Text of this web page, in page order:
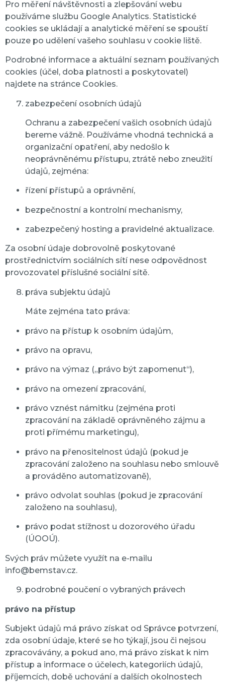
Pro měření návštěvnosti a zlepšování webu
používáme službu Google Analytics. Statistické
cookies se ukládají a analytické měření se spouští
pouze po udělení vašeho souhlasu v cookie liště.
Podrobné informace a aktuální seznam používaných
cookies (účel, doba platnosti a poskytovatel)
najdete na stránce Cookies.
zabezpečení osobních údajů
Ochranu a zabezpečení vašich osobních údajů
bereme vážně. Používáme vhodná technická a
organizační opatření, aby nedošlo k
neoprávněnému přístupu, ztrátě nebo zneužití
údajů, zejména:
řízení přístupů a oprávnění,
bezpečnostní a kontrolní mechanismy,
zabezpečený hosting a pravidelné aktualizace.
Za osobní údaje dobrovolně poskytované
prostřednictvím sociálních sítí nese odpovědnost
provozovatel příslušné sociální sítě.
práva subjektu údajů
Máte zejména tato práva:
právo na přístup k osobním údajům,
právo na opravu,
právo na výmaz („právo být zapomenut“),
právo na omezení zpracování,
právo vznést námitku (zejména proti
zpracování na základě oprávněného zájmu a
proti přímému marketingu),
právo na přenositelnost údajů (pokud je
zpracování založeno na souhlasu nebo smlouvě
a prováděno automatizovaně),
právo odvolat souhlas (pokud je zpracování
založeno na souhlasu),
právo podat stížnost u dozorového úřadu
(ÚOOÚ).
Svých práv můžete využít na e-mailu
info@bemstav.cz.
podrobné poučení o vybraných právech
právo na přístup
Subjekt údajů má právo získat od Správce potvrzení,
zda osobní údaje, které se ho týkají, jsou či nejsou
zpracovávány, a pokud ano, má právo získat k nim
přístup a informace o účelech, kategoriích údajů,
příjemcích, době uchování a dalších okolnostech